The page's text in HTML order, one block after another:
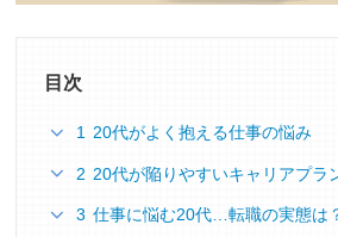
目次
1 20代がよく抱える仕事の悩み
2 20代が陥りやすいキャリアプラ
3 仕事に悩む20代…転職の実態は